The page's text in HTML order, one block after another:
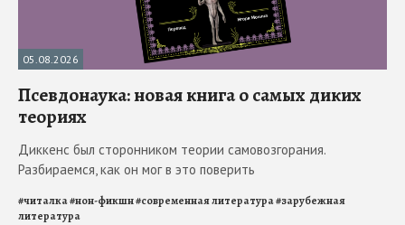
05.08.2026
Псевдонаука: новая книга о самых диких
теориях
Диккенс был сторонником теории самовозгорания.
Разбираемся, как он мог в это поверить
#читалка#нон-фикшн#современная литература#зарубежная
литература